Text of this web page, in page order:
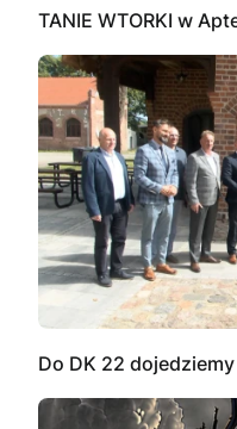
TANIE WTORKI w
Do DK 22